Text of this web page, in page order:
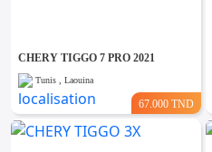
CHERY TIGGO 7 PRO 2021
Tunis , Laouina
67.000 TND